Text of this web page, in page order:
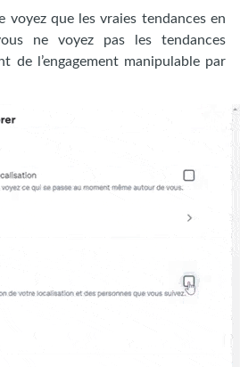
voyez que les vraies tendances en
ne voyez pas les tendances
de l’engagement manipulable par